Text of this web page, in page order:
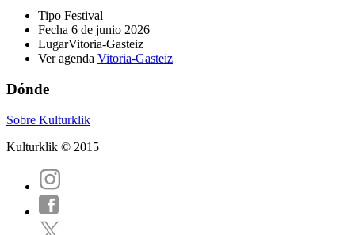
Tipo Festival
Fecha 6 de junio 2026
LugarVitoria-Gasteiz
Ver agenda Vitoria-Gasteiz
Dónde
Sobre Kulturklik
Kulturklik © 2015